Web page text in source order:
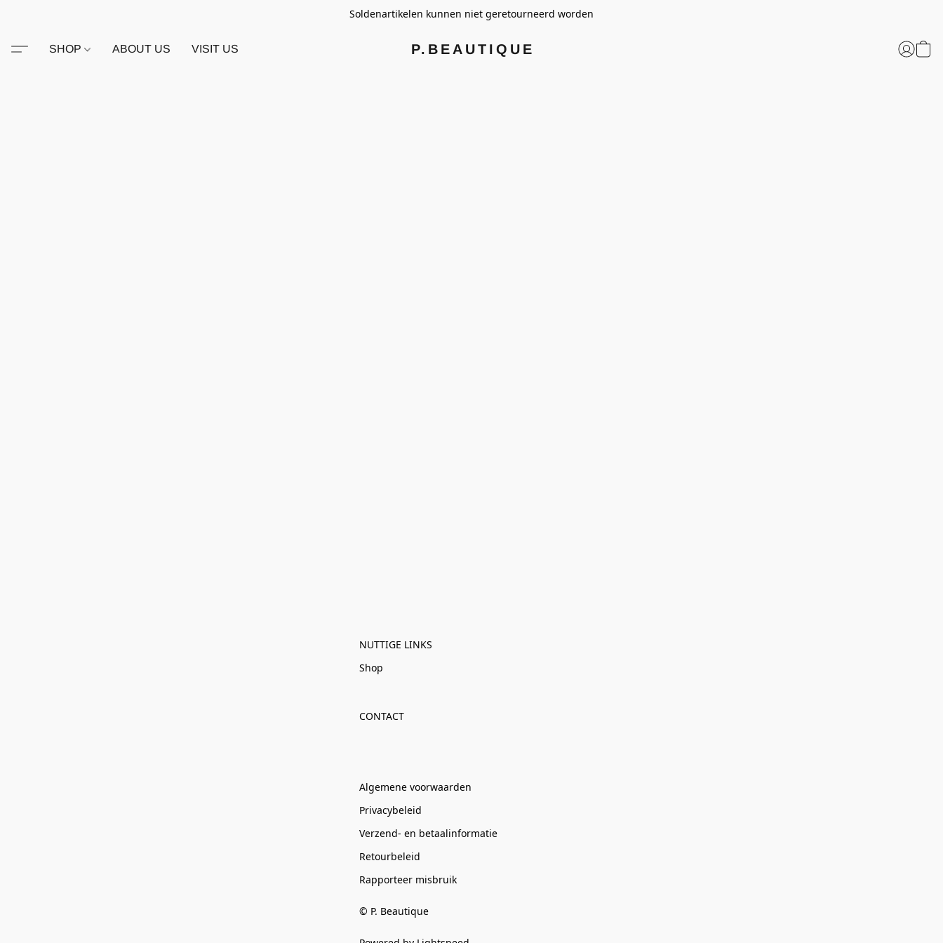
Soldenartikelen kunnen niet geretourneerd worden
P.BEAUTIQUE
SHOP ABOUT US VISIT US
NUTTIGE LINKS
Shop
CONTACT
Algemene voorwaarden
Privacybeleid
Verzend- en betaalinformatie
Retourbeleid
Rapporteer misbruik
© P. Beautique